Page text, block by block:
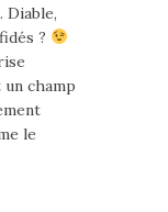
Diable,
?
champ
le